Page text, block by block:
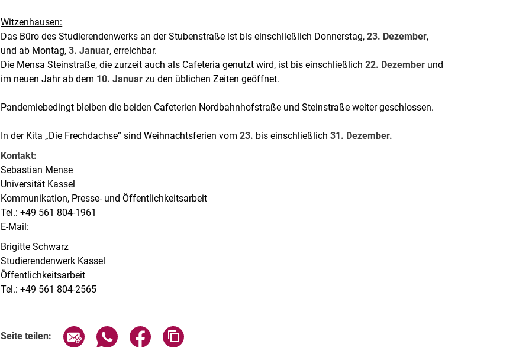
Witzenhausen:
Das Büro des Studierendenwerks an der Stubenstraße ist bis einschließlich Donnerstag,23. Dezember,
und ab Montag,3. Januar, erreichbar.
Die Mensa Steinstraße, die zurzeit auch als Cafeteria genutzt wird, ist bis einschließlich22. Dezember und
im neuen Jahr ab dem 10. Januar zu den üblichen Zeiten geöffnet.
Pandemiebedingt bleiben die beiden Cafeterien Nordbahnhofstraße und Steinstraße weiter geschlossen.
In der Kita „Die Frechdachse“ sind Weihnachtsferien vom23. bis einschließlich31. Dezember.
Kontakt:
Sebastian Mense
Universität Kassel
Kommunikation, Presse- und Öffentlichkeitsarbeit
Tel.: +49 561 804-1961
E-Mail:
Brigitte Schwarz
Studierendenwerk Kassel
Öffentlichkeitsarbeit
Tel.: +49 561 804-2565
Seite teilen: Seite über E-Mail teilen
Seite über WhatsApp teilen (externer Link, öffnet neues Fenster)
Seite über Facebook teilen (externer Link, öffnet neues Fenster)